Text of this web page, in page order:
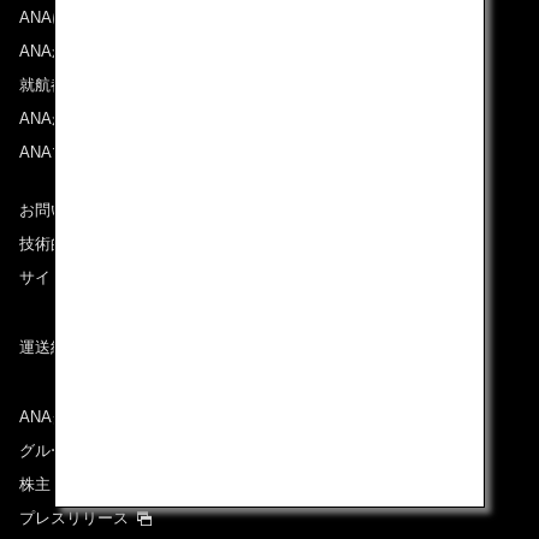
ANAについて
ANAからのお知らせ
就航都市
ANAがお約束する体験
ANAマイレージクラブ
お問い合わせ
技術的なお問い合わせ（推奨環境）
サイトマップ
運送約款
ANAグループについて
グループ企業一覧
株主・投資家情報
プレスリリース